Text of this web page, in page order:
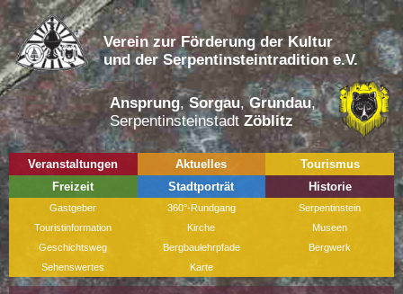
Verein zur Förderung der Kultur
und der Serpentinsteintradition e.V.
Ansprung,Sorgau,Grundau,
Serpentinsteinstadt Zöblitz
Veranstaltungen Aktuelles
Tourismus
Freizeit
Stadtporträt Historie
Gastgeber 360°-Rundgang
Serpentinstein
Touristinformation
Kirche
Museen
Geschichtsweg
Bergbaulehrpfade
Bergwerk
Sehenswertes
Karte